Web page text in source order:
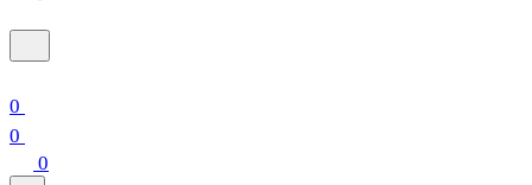
0
0
0